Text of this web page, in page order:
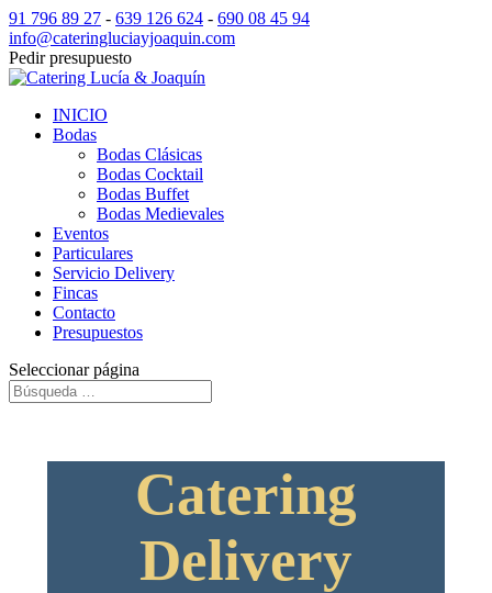
91 796 89 27 - 639 126 624 - 690 08 45 94
info@cateringluciayjoaquin.com
Pedir presupuesto
INICIO
Bodas
Bodas Clásicas
Bodas Cocktail
Bodas Buffet
Bodas Medievales
Eventos
Particulares
Servicio Delivery
Fincas
Contacto
Presupuestos
Seleccionar página
Catering
Delivery